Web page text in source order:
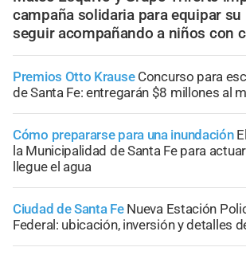
campaña solidaria para equipar su
seguir acompañando a niños con
Premios Otto Krause Concurso para
de Santa Fe: entregarán $8 millones al
Cómo prepararse para una inundación
la Municipalidad de Santa Fe para
llegue el agua
Ciudad de Santa Fe Nueva Estación
Federal: ubicación, inversión y detalles